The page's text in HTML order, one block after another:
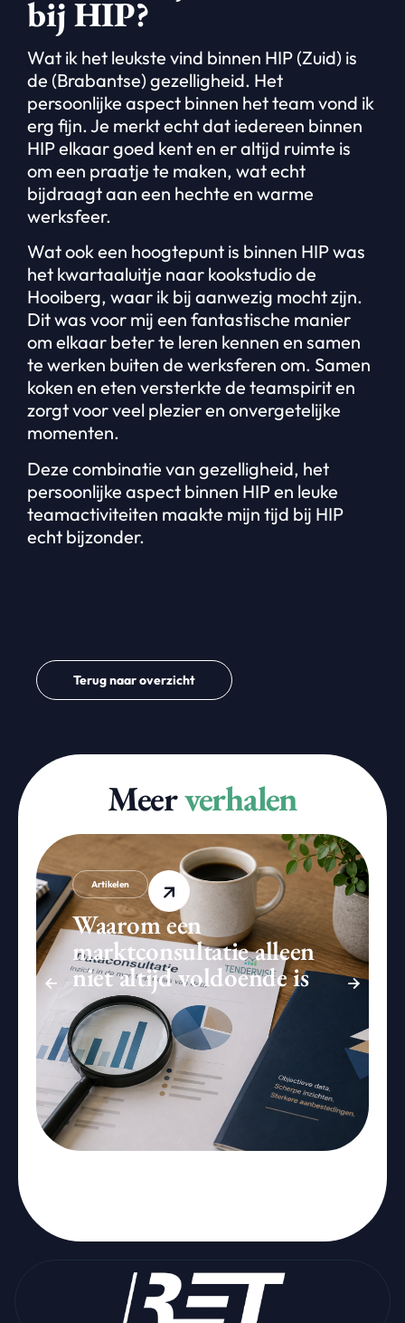
bij HIP?
Wat ik het leukste vind binnen HIP (Zuid) is
de (Brabantse) gezelligheid. Het
persoonlijke aspect binnen het team vond ik
erg fijn. Je merkt echt dat iedereen binnen
HIP elkaar goed kent en er altijd ruimte is
om een praatje te maken, wat echt
bijdraagt aan een hechte en warme
werksfeer.
Wat ook een hoogtepunt is binnen HIP was
het kwartaaluitje naar kookstudio de
Hooiberg, waar ik bij aanwezig mocht zijn.
Dit was voor mij een fantastische manier
om elkaar beter te leren kennen en samen
te werken buiten de werksferen om. Samen
koken en eten versterkte de teamspirit en
zorgt voor veel plezier en onvergetelijke
momenten.
Deze combinatie van gezelligheid, het
persoonlijke aspect binnen HIP en leuke
teamactiviteiten maakte mijn tijd bij HIP
echt bijzonder.
Terug naar overzicht
Meerverhalen
Artikelen
Waarom een
marktconsultatie alleen
niet altijd voldoende is